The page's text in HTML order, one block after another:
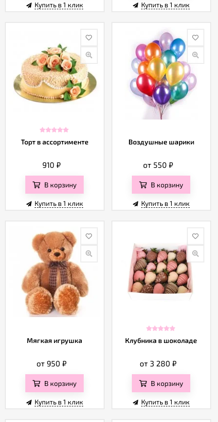
Купить в 1 клик Купить в 1 клик
Торт в ассортименте
910₽
В корзину
Купить в 1 клик
Воздушные шарики
от 550₽
В корзину
Купить в 1 клик
Мягкая игрушка
от 950₽
В корзину
Купить в 1 клик
Клубника в шоколаде
от 3 280₽
В корзину
Купить в 1 клик